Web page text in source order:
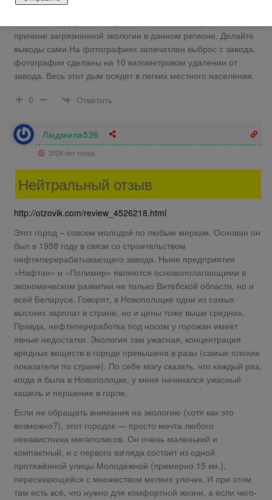
клопов. И это все центр Европы. Приглашал в гости в
причине загрязненной экологии в данном регионе. Делайте
выводы сами.На фотографиях запечатлен выброс с завода.
фотографии сделаны на 10 километровом удалении от
завода. Весь этот дым осядет в легких местного населения.
0
Ответить
Людмила526
2026 лет назад
Нейтральный отзыв
http://otzovik.com/review_4526218.html
Этот город – совсем молодой по любым меркам. Основан он
был в 1958 году в связи со строительством
нефтеперерабатывающего завода. Ныне предприятия
«Нафтан» и «Полимир» являются основополагающими в
экономическом развитии не только Витебской области, но и
всей Беларуси. Говорят, в Новополоцке одни из самых
высоких зарплат в стране, но и цены тоже выше средних.
Правда, нефтепереработка под носом у горожан имеет
явные недостатки. Экология там ужасная, концентрация
вредных веществ в городе превышена в разы (самые плохие
показатели по стране). По себе могу сказать, что каждый раз,
когда я была в Новополоцке, у меня начинался ужасный
кашель и першение в горле.
Если не обращать внимания на экологию (хотя как это
возможно?), этот городок — просто мечта любого
ненавистника мегаполисов. Он очень маленький и
компактный, и с первого взгляда состоит из одной
протяжённой улицы Молодёжной (примерно 15 км.),
пересекающейся с множеством мелких улочек. И при этом
там есть всё, что нужно для комфортной жизни, а если чего-